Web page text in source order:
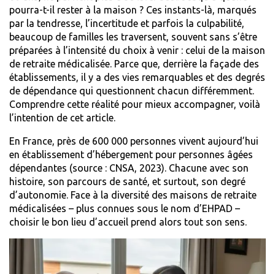
pourra-t-il rester à la maison ? Ces instants-là, marqués
par la tendresse, l’incertitude et parfois la culpabilité,
beaucoup de familles les traversent, souvent sans s’être
préparées à l’intensité du choix à venir : celui de la maison
de retraite médicalisée. Parce que, derrière la façade des
établissements, il y a des vies remarquables et des degrés
de dépendance qui questionnent chacun différemment.
Comprendre cette réalité pour mieux accompagner, voilà
l’intention de cet article.
En France, près de 600 000 personnes vivent aujourd’hui
en établissement d’hébergement pour personnes âgées
dépendantes (source : CNSA, 2023). Chacune avec son
histoire, son parcours de santé, et surtout, son degré
d’autonomie. Face à la diversité des maisons de retraite
médicalisées – plus connues sous le nom d’EHPAD –
choisir le bon lieu d’accueil prend alors tout son sens.